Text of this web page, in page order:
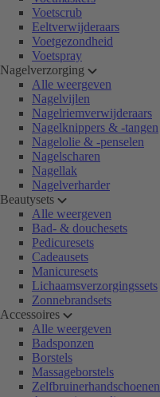
Voetscrub
Eeltverwijderaars
Voetgezondheid
Voetspray
Nagelverzorging
Alle weergeven
Nagelvijlen
Nagelriemverwijderaars
Nagelknippers & -tangen
Nagelolie & -penselen
Nagelscharen
Nagellak
Nagelverharder
Beautysets
Alle weergeven
Bad- & douchesets
Pedicuresets
Cadeausets
Manicuresets
Lichaamsverzorgingssets
Zonnebrandsets
Accessoires
Alle weergeven
Badsponzen
Borstels
Massageborstels
Zelfbruinerhandschoenen